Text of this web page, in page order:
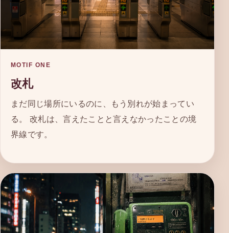
MOTIF ONE
改札
まだ同じ場所にいるのに、もう別れが始まってい
る。 改札は、言えたことと言えなかったことの境
界線です。